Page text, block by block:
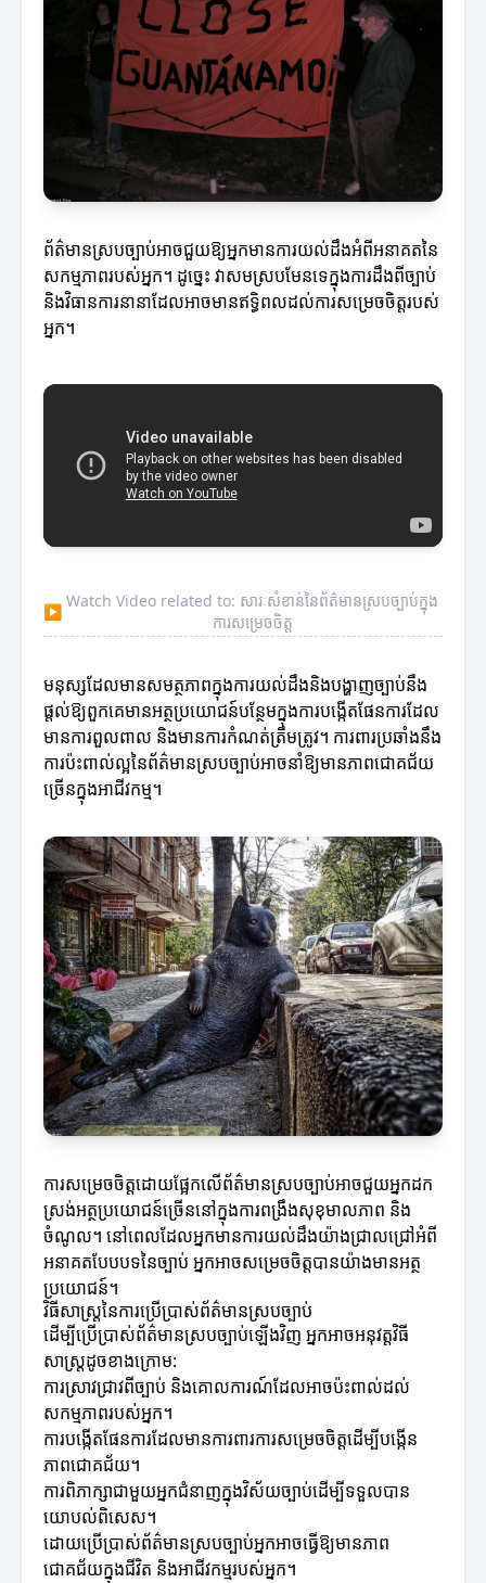
ព័ត៌មានស្របច្បាប់អាចជួយឱ្យអ្នកមានការយល់ដឹងអំពីអនាគតនៃ
សកម្មភាពរបស់អ្នក។ ដូច្នេះ វាសមស្របមែនទេក្នុងការដឹងពីច្បាប់
និងវិធានការនានាដែលអាចមានឥទ្ធិពលដល់ការសម្រេចចិត្តរបស់
អ្នក។
▶
Watch Video related to: សារៈសំខាន់នៃព័ត៌មានស្របច្បាប់ក្នុង
ការសម្រេចចិត្ត
មនុស្សដែលមានសមត្ថភាពក្នុងការយល់ដឹងនិងបង្ហាញច្បាប់នឹង
ផ្តល់ឱ្យពួកគេមានអត្ថប្រយោជន៍បន្ថែមក្នុងការបង្កើតផែនការដែល
មានការពួលពាល និងមានការកំណត់ត្រឹមត្រូវ។ ការពារប្រឆាំងនឹង
ការប៉ះពាល់ល្អនៃព័ត៌មានស្របច្បាប់អាចនាំឱ្យមានភាពជោគជ័យ
ច្រើនក្នុងអាជីវកម្ម។
ការសម្រេចចិត្តដោយផ្អែកលើព័ត៌មានស្របច្បាប់អាចជួយអ្នកដក
ស្រង់អត្ថប្រយោជន៍ច្រើននៅក្នុងការពង្រឹងសុខុមាលភាព និង
ចំណូល។ នៅពេលដែលអ្នកមានការយល់ដឹងយ៉ាងជ្រាលជ្រៅអំពី
អនាគតបែបបទនៃច្បាប់ អ្នកអាចសម្រេចចិត្តបានយ៉ាងមានអត្ថ
ប្រយោជន៍។
វិធីសាស្ត្រនៃការប្រើប្រាស់ព័ត៌មានស្របច្បាប់
ដើម្បីប្រើប្រាស់ព័ត៌មានស្របច្បាប់ឡើងវិញ អ្នកអាចអនុវត្តវិធី
សាស្ត្រដូចខាងក្រោម:
ការស្រាវជ្រាវពីច្បាប់ និងគោលការណ៍ដែលអាចប៉ះពាល់ដល់
សកម្មភាពរបស់អ្នក។
ការបង្កើតផែនការដែលមានការពារការសម្រេចចិត្តដើម្បីបង្កើន
ភាពជោគជ័យ។
ការពិភាក្សាជាមួយអ្នកជំនាញក្នុងវិស័យច្បាប់ដើម្បីទទួលបាន
យោបល់ពិសេស។
ដោយប្រើប្រាស់ព័ត៌មានស្របច្បាប់អ្នកអាចធ្វើឱ្យមានភាព
ជោគជ័យក្នុងជីវិត និងអាជីវកម្មរបស់អ្នក។